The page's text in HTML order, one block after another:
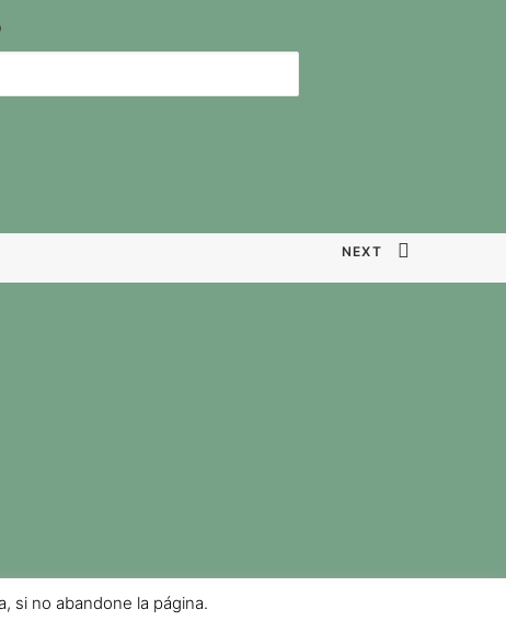
NEXT
si no abandone la página.